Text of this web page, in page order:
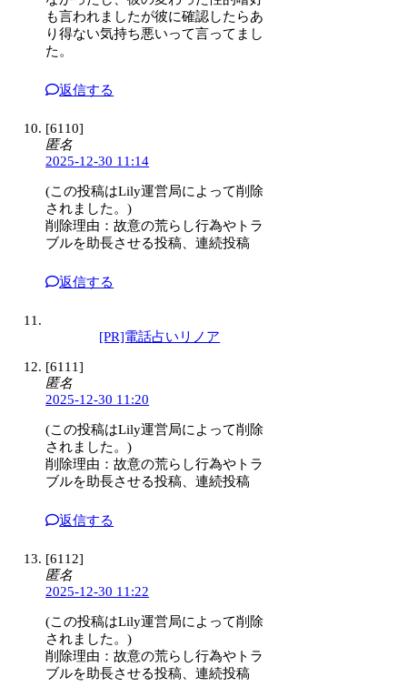
も言われましたが彼に確認したらあ
り得ない気持ち悪いって言ってまし
た。
返信する
[6110]
匿名
2025-12-30 11:14
(この投稿はLily運営局によって削除
されました。)
削除理由：故意の荒らし行為やトラ
ブルを助長させる投稿、連続投稿
返信する
[PR]電話占いリノア
[6111]
匿名
2025-12-30 11:20
(この投稿はLily運営局によって削除
されました。)
削除理由：故意の荒らし行為やトラ
ブルを助長させる投稿、連続投稿
返信する
[6112]
匿名
2025-12-30 11:22
(この投稿はLily運営局によって削除
されました。)
削除理由：故意の荒らし行為やトラ
ブルを助長させる投稿、連続投稿